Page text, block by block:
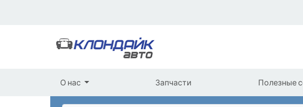
О нас Запчасти Полезные